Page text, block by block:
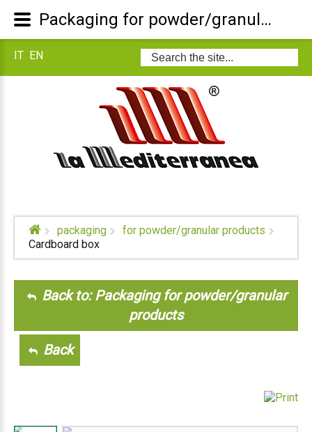
Search
...
IT EN
packaging
for powder/granular products
Cardboard box
Back to: Packaging for powder/granular
products
Back
Packaging for powder/granular products: Cardboard box